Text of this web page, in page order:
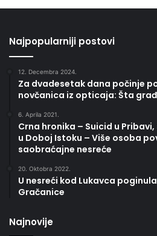
Najpopularniji postovi
12. Decembra 2024.
Za dvadesetak dana počinje
novčanica iz opticaja: Šta
6. Aprila 2021.
Crna hronika – Suicid u
u Doboj Istoku – Više osoba
saobraćajne nesreće
20. Oktobra 2022.
U nesreći kod Lukavca
Gračanice
Najnovije